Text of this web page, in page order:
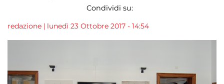
Condividi su:
redazione | lunedì 23 Ottobre 2017 - 14:54